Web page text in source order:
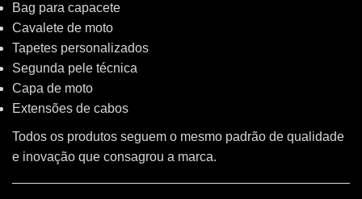
Bag para capacete
Cavalete de moto
Tapetes personalizados
Segunda pele técnica
Capa de moto
Extensões de cabos
Todos os produtos seguem o mesmo padrão de qualidade
e inovação que consagrou a marca.